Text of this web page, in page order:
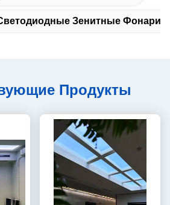
Зенитные Фонари
Продукты